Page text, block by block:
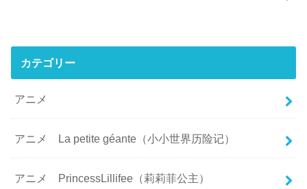
カテゴリー
アニメ
アニメ La petite géante（小小世界历险记）
アニメ PrincessLillifee（莉莉菲公主）